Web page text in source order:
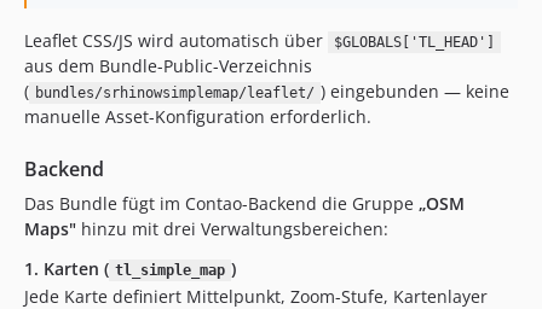
Leaflet CSS/JS wird automatisch über $GLOBALS['TL_HEAD']
aus dem Bundle-Public-Verzeichnis
( bundles/srhinowsimplemap/leaflet/ ) eingebunden — keine
manuelle Asset-Konfiguration erforderlich.
Backend
Das Bundle fügt im Contao-Backend die Gruppe „OSM
Maps" hinzu mit drei Verwaltungsbereichen:
1. Karten ( tl_simple_map )
Jede Karte definiert Mittelpunkt, Zoom-Stufe, Kartenlayer